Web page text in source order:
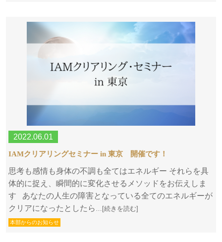
2022.06.01
IAMクリアリングセミナー in 東京 開催です！
思考も感情も身体の不調も全てはエネルギー それらを具
体的に捉え、瞬間的に変化させるメソッドをお伝えしま
す あなたの人生の障害となっている全てのエネルギーが
クリアになったとしたら …[続きを読む]
本部からのお知らせ